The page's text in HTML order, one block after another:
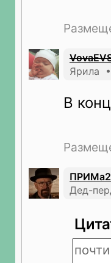
Ярила
В
Дед-